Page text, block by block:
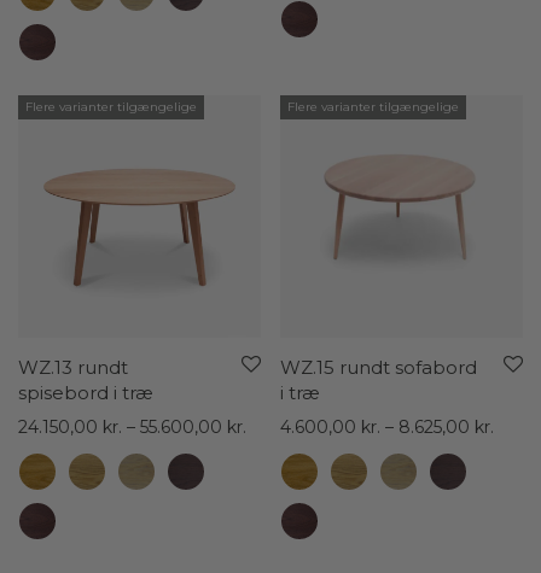
49.850,00 kr.
Flere varianter tilgængelige
WZ.13 rundt
spisebord i træ
24.150,00 kr. – 55.600,00 kr. Prisinterval:
24.150,00 kr.
55.600,00 kr.
Flere varianter tilgængelige
WZ.15 rundt sofabord
i træ
4.600,00 kr. – 8.625,00 kr.